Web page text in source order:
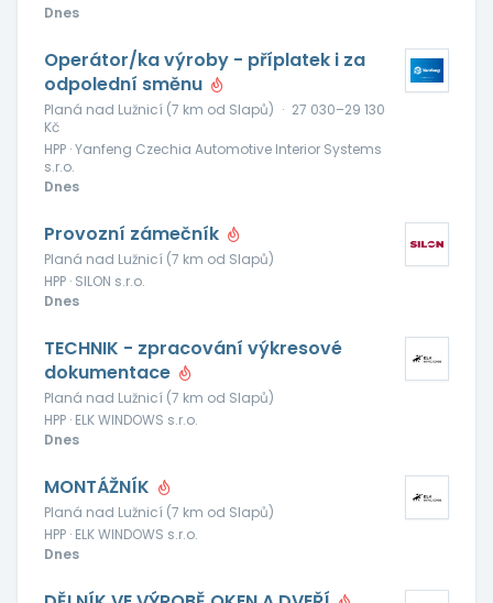
Dnes
Operátor/ka výroby - příplatek i za
odpolední směnu
Planá nad Lužnicí (7 km od Slapů) · 27 030–29 130
Kč
HPP · Yanfeng Czechia Automotive Interior Systems
s.r.o.
Dnes
Provozní zámečník
Planá nad Lužnicí (7 km od Slapů)
HPP · SILON s.r.o.
Dnes
TECHNIK - zpracování výkresové
dokumentace
Planá nad Lužnicí (7 km od Slapů)
HPP · ELK WINDOWS s.r.o.
Dnes
MONTÁŽNÍK
Planá nad Lužnicí (7 km od Slapů)
HPP · ELK WINDOWS s.r.o.
Dnes